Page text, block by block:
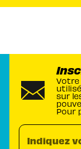
Votre
sur
Pour
Indiquez